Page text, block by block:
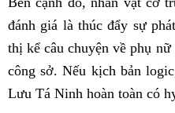
đánh giá là thúc đẩy sự
thị kể câu chuyện về phụ
công sở. Nếu kịch bản
Lưu Tá Ninh hoàn toàn có